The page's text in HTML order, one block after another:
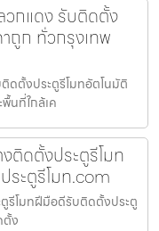
วกแดง รับติดตั้ง
ถูก ทั่วกรุงเทพ
ดตั้งประตูรีโมทอัตโนมัติ
นที่ใกล้เค
ติดตั้งประตูรีโมท
ระตูรีโมท.com
ตูรีโมทฝีมือดีรับติดตั้งประตู
ตั้ง